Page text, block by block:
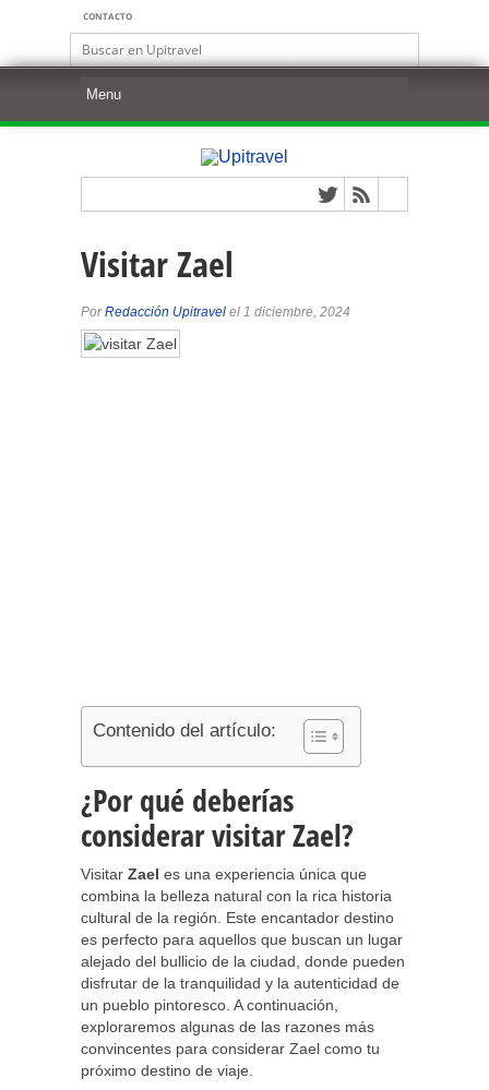
CONTACTO
Visitar Zael
PorRedacción Upitravel el 1 diciembre, 2024
Contenido del artículo:
¿Por qué deberías
considerar visitar Zael?
Visitar Zael es una experiencia única que
combina la belleza natural con la rica historia
cultural de la región. Este encantador destino
es perfecto para aquellos que buscan un lugar
alejado del bullicio de la ciudad, donde pueden
disfrutar de la tranquilidad y la autenticidad de
un pueblo pintoresco. A continuación,
exploraremos algunas de las razones más
convincentes para considerar Zael como tu
próximo destino de viaje.